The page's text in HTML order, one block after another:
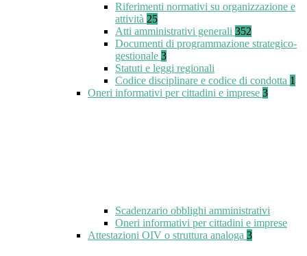
Riferimenti normativi su organizzazione e
attività 25
Atti amministrativi generali 352
Documenti di programmazione strategico-
gestionale 3
Statuti e leggi regionali
Codice disciplinare e codice di condotta 1
Oneri informativi per cittadini e imprese 3
Scadenzario obblighi amministrativi
Oneri informativi per cittadini e imprese
Attestazioni OIV o struttura analoga 3